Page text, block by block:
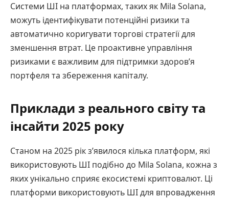
Системи ШІ на платформах, таких як Mila Solana,
можуть ідентифікувати потенційні ризики та
автоматично коригувати торгові стратегії для
зменшення втрат. Це проактивне управління
ризиками є важливим для підтримки здоров’я
портфеля та збереження капіталу.
Приклади з реального світу та
інсайти 2025 року
Станом на 2025 рік з’явилося кілька платформ, які
використовують ШІ подібно до Mila Solana, кожна з
яких унікально сприяє екосистемі криптовалют. Ці
платформи використовують ШІ для впровадження